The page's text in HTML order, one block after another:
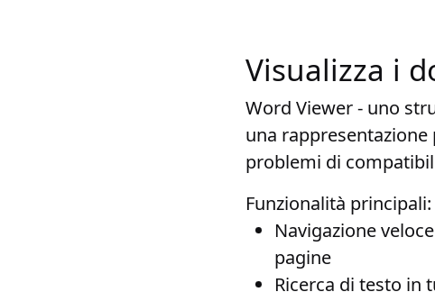
Visualizza i
Word Viewer - uno
una
problemi di
Funzionalità principali:
Navigazione
pagine
Ricerca di testo in